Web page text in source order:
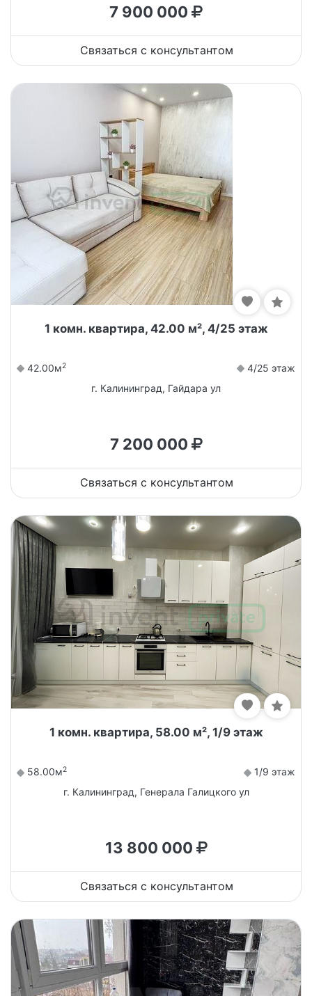
7 900 000
Связаться с консультантом
1 комн. квартира, 42.00 м², 4/25 этаж
42.00м2
4/25 этаж
г. Калининград, Гайдара ул
7 200 000
Связаться с консультантом
1 комн. квартира, 58.00 м², 1/9 этаж
58.00м2
1/9 этаж
г. Калининград, Генерала Галицкого ул
13 800 000
Связаться с консультантом